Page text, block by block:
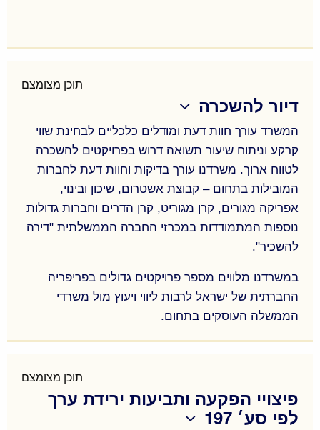
המשפטיות והיבטים משפטיים רלוונטיים, בדיקת המצב
התכנוני התקף החל על הנכס, רישוי, סביבה עסקית
ועוד.
המשרד מלווה כמה מחברות הנדל"ן הגדולות במשק
בביצוע בדיקות שמאיות מקיפות לנכסים לפני רכישתם.
בדיקות נאותות מאפשרות לרוכש הפוטנציאלי
היכרות מקיפה של הנכס אותו הוא מתכוון לרכוש
והיערכות משפטית מתאימה במסגרת העסקה.
תוכן מצומצם
דיור להשכרה
המשרד עורך חוות דעת ומודלים כלכליים לבחינת שווי
קרקע וניתוח שיעור תשואה דרוש בפרויקטים להשכרה
לטווח ארוך. משרדנו עורך בדיקות וחוות דעת לחברות
המובילות בתחום – קבוצת אשטרום, שיכון ובינוי,
אפריקה מגורים, קרן מגוריט, קרן הדרים וחברות גדולות
נוספות המתמודדות במכרזי החברה הממשלתית "דירה
להשכיר".
במשרדנו מלווים מספר פרויקטים גדולים בפריפריה
החברתית של ישראל לרבות ליווי ויעוץ מול משרדי
הממשלה העוסקים בתחום.
לטווח ארוך. משרדנו עורך בדיקות וחוות דעת לחברות
המובילות בתחום – קבוצת אשטרום, שיכון ובינוי, קרן
מגוריט, קרן הדרים וחברות גדולות נוספות המתמודדות
תוכן מצומצם
פיצויי הפקעה ותביעות ירידת ערך
לפי סע׳ 197